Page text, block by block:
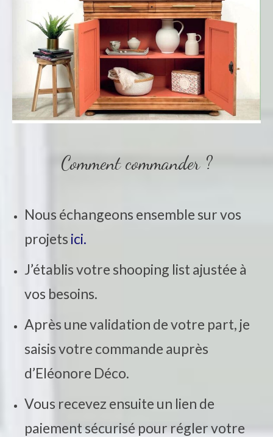
Comment commander ?
Nous échangeons ensemble sur vos
projets ici.
J’établis votre shooping list ajustée à
vos besoins.
Après une validation de votre part, je
saisis votre commande auprès
d’Eléonore Déco.
Vous recevez ensuite un lien de
paiement sécurisé pour régler votre